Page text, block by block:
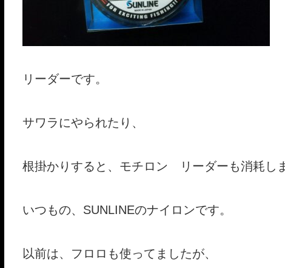
リーダーです。
サワラにやられたり、
根掛かりすると、モチロン リーダーも消耗しま
いつもの、SUNLINEのナイロンです。
以前は、フロロも使ってましたが、